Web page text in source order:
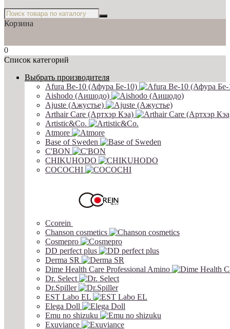
Корзина
0
Список категорий
Выбрать производителя
Afura Be-10 (Афура Бе-10)
Aishodo (Аишодо)
Ajuste (Ажустье)
Arthair Care (Артхэр Кэа)
Artistic&Co.
Atmore
Base of Sweden
C'BON
CHIKUHODO
COCOCHI
Ccorein
Chanson cosmetics
Cosmepro
DD perfect plus
Derma SR
Dime Health Care Professional Amino
Dr. Select
Dr.Spiller
EST Labo EL
Elega Doll
Emu no shizuku
Exuviance